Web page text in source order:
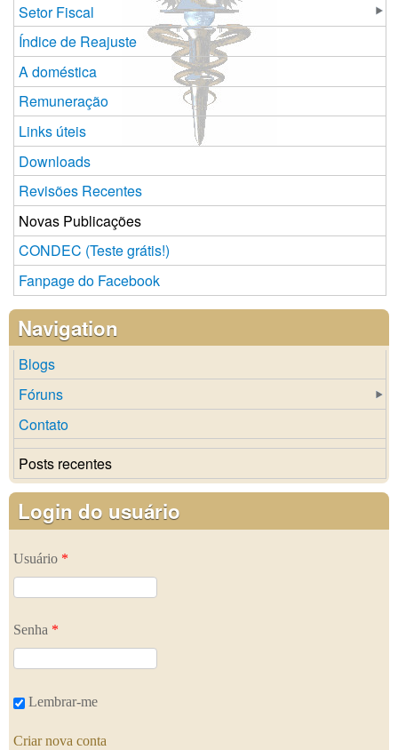
Setor Fiscal
Índice de Reajuste
A doméstica
Remuneração
Links úteis
Downloads
Revisões Recentes
Novas Publicações
CONDEC (Teste grátis!)
Fanpage do Facebook
Navigation
Blogs
Fóruns
Contato
Posts recentes
Login do usuário
Usuário *
Senha *
Lembrar-me
Criar nova conta